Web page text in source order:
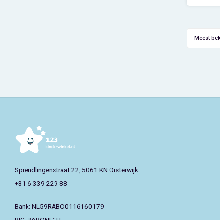
Meest
Sprendlingenstraat 22, 5061 KN Oisterwijk
+31 6 339 229 88
Bank: NL59RABO0116160179